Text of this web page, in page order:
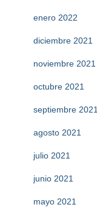
enero 2022
diciembre 2021
noviembre 2021
octubre 2021
septiembre 2021
agosto 2021
julio 2021
junio 2021
mayo 2021